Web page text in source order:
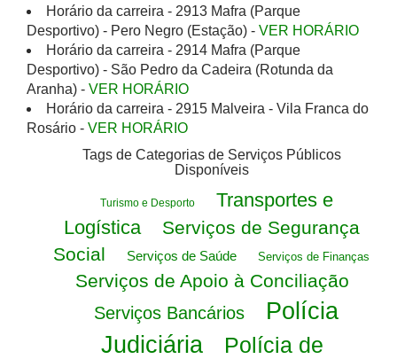
Horário da carreira - 2913 Mafra (Parque
Desportivo) - Pero Negro (Estação) - VER HORÁRIO
Horário da carreira - 2914 Mafra (Parque
Desportivo) - São Pedro da Cadeira (Rotunda da
Aranha) - VER HORÁRIO
Horário da carreira - 2915 Malveira - Vila Franca do
Rosário - VER HORÁRIO
Tags de Categorias de Serviços Públicos
Disponíveis
Turismo e Desporto
Transportes e
Logística
Serviços de Segurança
Social
Serviços de Saúde Serviços de Finanças
Serviços de Apoio à Conciliação
Serviços Bancários
Polícia
Judiciária
Polícia de